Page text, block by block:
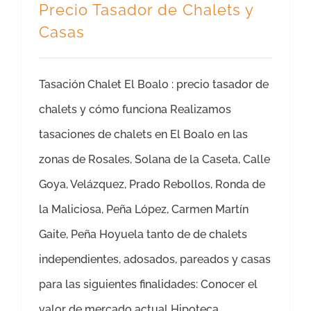
Precio Tasador de Chalets y
Casas
Tasación Chalet El Boalo : precio tasador de
chalets y cómo funciona Realizamos
tasaciones de chalets en El Boalo en las
zonas de Rosales, Solana de la Caseta, Calle
Goya, Velázquez, Prado Rebollos, Ronda de
la Maliciosa, Peña López, Carmen Martín
Gaite, Peña Hoyuela tanto de de chalets
independientes, adosados, pareados y casas
para las siguientes finalidades: Conocer el